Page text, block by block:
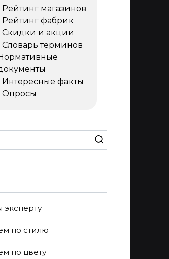
Рейтинг магазинов
Рейтинг фабрик
Скидки и акции
Словарь терминов
Интересные факты
Опросы
эксперту
по стилю
по цвету